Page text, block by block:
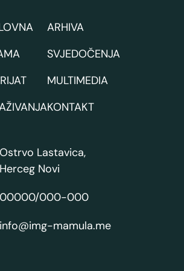
ARHIVA
SVJEDOČENJA
MULTIMEDIA
KONTAKT
Ostrvo Lastavica,
Herceg Novi
000-000
mamula.me